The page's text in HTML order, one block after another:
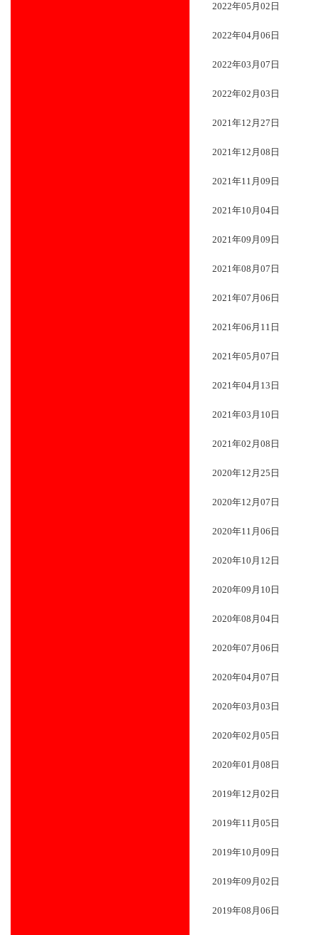
2022年05月02日
2022年04月06日
2022年03月07日
2022年02月03日
2021年12月27日
2021年12月08日
2021年11月09日
2021年10月04日
2021年09月09日
2021年08月07日
2021年07月06日
2021年06月11日
2021年05月07日
2021年04月13日
2021年03月10日
2021年02月08日
2020年12月25日
2020年12月07日
2020年11月06日
2020年10月12日
2020年09月10日
2020年08月04日
2020年07月06日
2020年04月07日
2020年03月03日
2020年02月05日
2020年01月08日
2019年12月02日
2019年11月05日
2019年10月09日
2019年09月02日
2019年08月06日